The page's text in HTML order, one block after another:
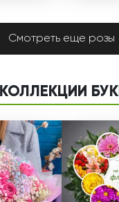
Смотреть еще розы